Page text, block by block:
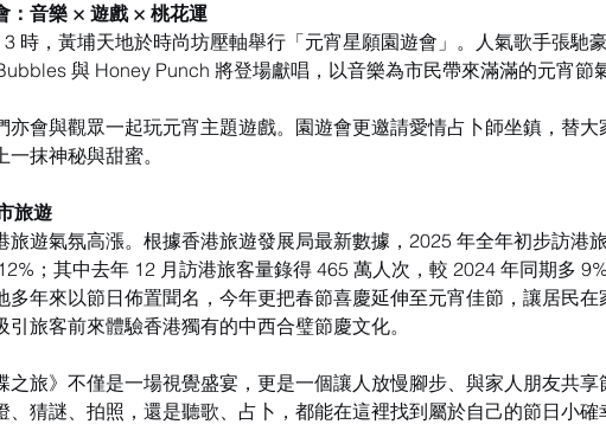
：音樂 × 遊戲 × 桃花運
時，黃埔天地於時尚坊壓軸舉行「元宵星願園遊會」。人氣歌手張馳
與 Honey Punch 將登場獻唱，以音樂為市民帶來滿滿的元宵節
亦會與觀眾一起玩元宵主題遊戲。園遊會更邀請愛情占卜師坐鎮，替
抹神秘與甜蜜。
旅遊
旅遊氣氛高漲。根據香港旅遊發展局最新數據，2025 年全年初步訪港
；其中去年 12 月訪港旅客量錄得 465 萬人次，較 2024 年同期多
多年來以節日佈置聞名，今年更把春節喜慶延伸至元宵佳節，讓居民
引旅客前來體驗香港獨有的中西合璧節慶文化。
之旅》不僅是一場視覺盛宴，更是一個讓人放慢腳步、與家人朋友共
、猜謎、拍照，還是聽歌、占卜，都能在這裡找到屬於自己的節日小確